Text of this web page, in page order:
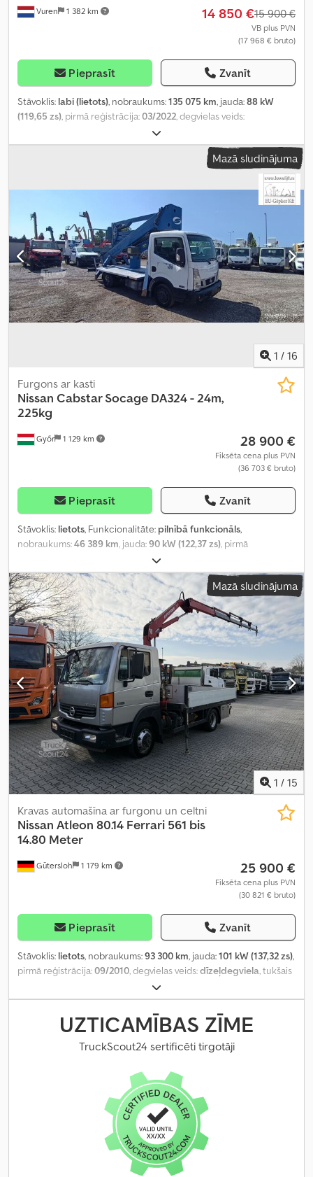
Vuren 1 382 km 14 850 €15 900 €
VB plus PVN
(17 968 € bruto)
Pieprasīt Zvanīt
Stāvoklis: labi (lietots), nobraukums:135 075 km, jauda:88 kW
(119,65 zs), pirmā reģistrācija:03/2022, degvielas veids:
205/65R16
riteņu bāze:3 500 mm, degviela:dīzeļdegviela, krāsa:balts,
, pārnesuma veids:mehānisks,
3,
kopējais garums:5 400 mm, kopējais platums:1 960 mm, kopējais
, krautuves garums:
, iekraušanas
vietas platums:1 660 mm, iekraušanas telpas augstums: 1 390 mm
Ražošanas gads:2022, Aprīkojums:ABS, Bluetooth, centrālā
atslēga, elektriskais logu regulators, elektriski regulējams
spogulis, gaisa kondicionēšana, kruīza kontrole, vilces kontroles
sistēma,
Mazā sludinājuma
1 / 16
Győr 1 129 km
Furgons ar kasti
Nissan Cabstar Socage DA324 - 24m,
225kg
28 900 €
Fiksēta cena plus PVN
(36 703 € bruto)
Pieprasīt Zvanīt
Stāvoklis: lietots, Funkcionalitāte: pilnībā funkcionāls,
nobraukums:46 389 km , jauda:90 kW (122,37 zs) , pirmā
, degvielas veids:
svars:3 500 kg, asu konfigurācija:4x2, krāsa:balts, pārnesuma
veids:mehānisks, sēdvietu skaits: 3, Ražošanas gads:2016,
darbības stundas:
5 003 h , Aprīkojums:ABS, stūres pastiprinātājs
Mazā sludinājuma
1 / 15
Gütersloh 1 179 km
Kravas automašīna ar furgonu un celtni
Nissan Atleon 80.14 Ferrari 561 bis
14.80 Meter
25 900 €
Fiksēta cena plus PVN
(30 821 € bruto)
Pieprasīt Zvanīt
Stāvoklis: lietots, nobraukums:93 300 km, jauda:101 kW (137,32 zs),
pirmā reģistrācija:09/2010, degvielas veids:dīzeļdegviela, tukšais
, maksimālā kravnesība:
7 490 kg, asu konfigurācija:4x2, riteņu bāze:3 200 mm, bremzes:
dzinēja bremzēšana , krāsa: sudraba , vadītāja kabīne:dienas
, pārnesuma veids:mehānisks, emisijas klase:Euro 4
piekares sistēma:tērauds, iekraušanas telpas tilpums:
, iekraušanas telpas augstums: 400 mm
borta dators, celtnis, diferenciāļa bloķētājs, gaisa
kondicionēšana, kruīza kontrole, kvēpu filtrs, zems līmenis
UZTICAMĪBAS ZĪME
TruckScout24 sertificēti tirgotāji